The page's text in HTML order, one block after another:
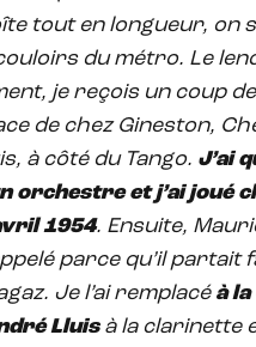
tout en longueur, on
du métro. Le
je reçois un coup
de chez Gineston,
à côté du Tango. J’ai
orchestre et j’ai joué
1954. Ensuite,
parce qu’il partait
Je l’ai remplacé à
Lluisà la clarinette